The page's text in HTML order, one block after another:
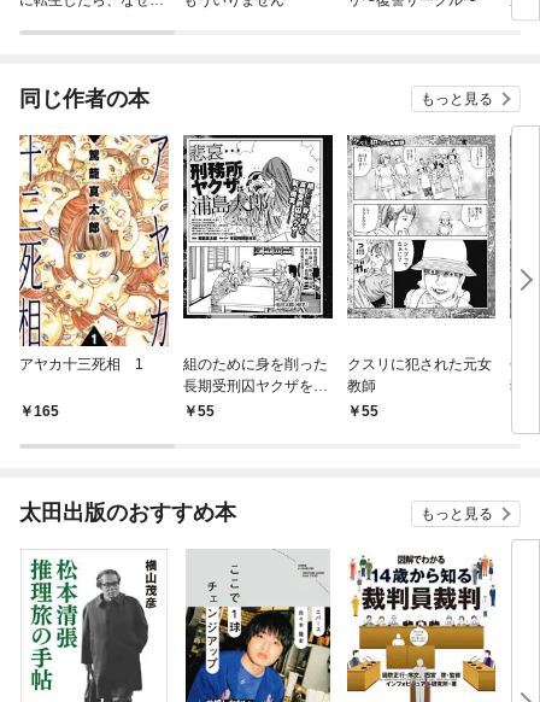
ぎ
同じ作者の本 もっと見る
アヤカ十三死相 1
165
組のために身を削った
長期受刑囚ヤクザを襲
う現実
55
クスリに犯された元女
教師
55
会
犯人
太田出版のおすすめ本 もっと見る